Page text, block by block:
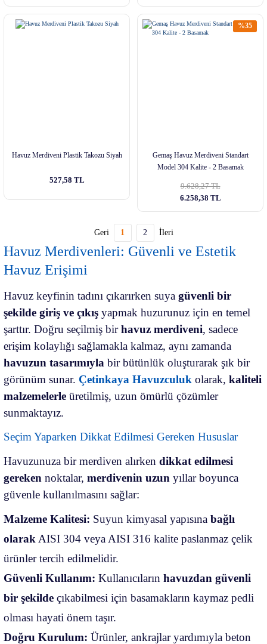
Havuz Merdiveni Plastik Takozu Siyah
527,58 TL
%35
Gemaş Havuz Merdiveni Standart
Model 304 Kalite - 2 Basamak
9.628,27 TL
6.258,38 TL
1 2
Havuz Merdivenleri: Güvenli ve Estetik
Havuz Erişimi
Havuz keyfinin tadını çıkarırken suya güvenli bir
şekilde giriş ve çıkış yapmak huzurunuz için en temel
şarttır. Doğru seçilmiş birhavuz merdiveni, sadece
erişim kolaylığı sağlamakla kalmaz, aynı zamanda
havuzun tasarımıyla bir bütünlük oluşturarak şık bir
görünüm sunar. Çetinkaya Havuzculuk olarak, kaliteli
malzemelerle üretilmiş, uzun ömürlü çözümler
sunmaktayız.
Seçim Yaparken Dikkat Edilmesi Gereken Hususlar
Havuzunuza bir merdiven alırken dikkat edilmesi
gereken noktalar, merdivenin uzun yıllar boyunca
güvenle kullanılmasını sağlar:
Malzeme Kalitesi: Suyun kimyasal yapısına bağlı
olarak AISI 304 veya AISI 316 kalite paslanmaz çelik
ürünler tercih edilmelidir.
Güvenli Kullanım: Kullanıcıların havuzdan güvenli
bir şekilde çıkabilmesi için basamakların kaymaz pedli
olması hayati önem taşır.
Doğru Kurulum: Ürünler, ankrajlar yardımıyla beton